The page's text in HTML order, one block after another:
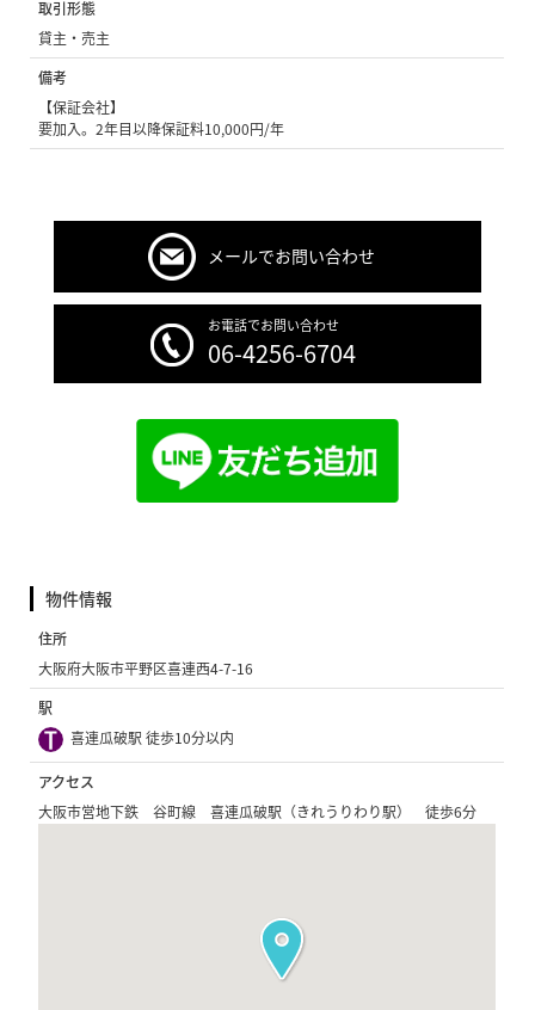
取引形態
貸主・売主
備考
【保証会社】
要加入。2年目以降保証料10,000円/年
メールでお問い合わせ
お電話でお問い合わせ
06-4256-6704
物件情報
住所
大阪府大阪市平野区喜連西4-7-16
駅
喜連瓜破駅 徒歩10分以内
アクセス
大阪市営地下鉄 谷町線 喜連瓜破駅（きれうりわり駅） 徒歩6分